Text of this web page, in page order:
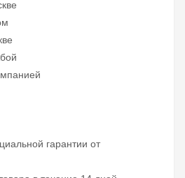
гарантии от